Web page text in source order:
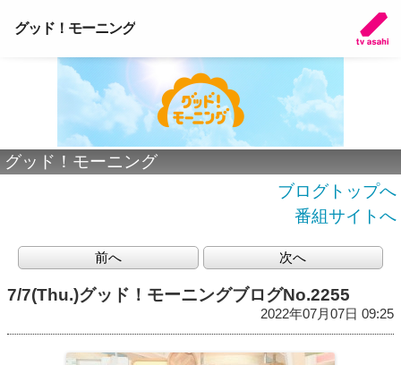
グッド！モーニング
グッド！モーニング
ブログトップへ
番組サイトへ
前へ 次へ
7/7(Thu.)グッド！モーニングブログNo.2255
2022年07月07日 09:25